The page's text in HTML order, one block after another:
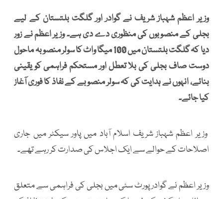
وزیر اعظم شہباز شریف نے گوادر اور گلگت بلتستان کے لیے
بجلی کے منصوبوں کی منظوری دے دی ہے۔ وزیر اعظم نے زور
دیا کہ گلگت بلتستان میں 100 میگا واٹ کا سولر منصوبہ ماحول
دوست صاف بجلی کی بلا تعطل اور مستحکم فراہمی کو یقینی
بنائے، انہوں نے ہدایت کی کہ سولر منصوبے کے نفاذ کا فوری آغاز
کیا جائے۔
وزیر اعظم شہباز شریف اسلام آباد میں پاور سیکٹر میں جاری
اصلاحات کے حوالے سے ایک اجلاس کی صدارت کر رہے تھے۔
وزیر اعظم نے گوادر پورٹ سٹی میں بجلی کی فراہمی سے متعلق